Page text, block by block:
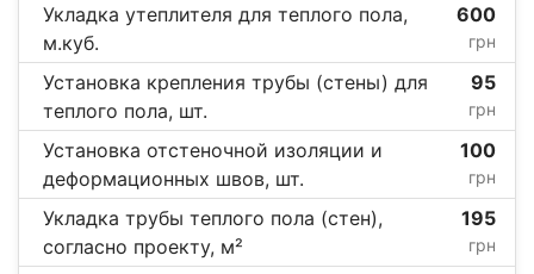
Укладка утеплителя для теплого пола,
м.куб.
600
грн
Установка крепления трубы (стены) для
теплого пола, шт.
95
грн
Установка отстеночной изоляции и
деформационных швов, шт.
100
грн
Укладка трубы теплого пола (стен),
согласно проекту, м²
195
грн